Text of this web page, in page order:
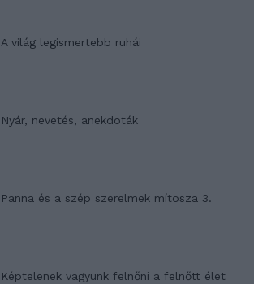
A világ legismertebb ruhái
Nyár, nevetés, anekdoták
Panna és a szép szerelmek mítosza 3.
Képtelenek vagyunk felnőni a felnőtt élet